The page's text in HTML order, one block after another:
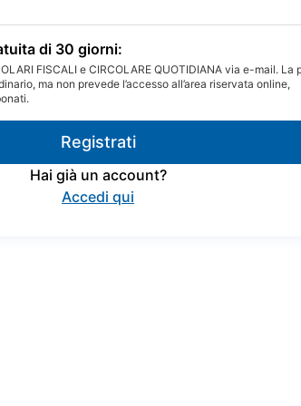
di 30 giorni:
FISCALI e CIRCOLARE QUOTIDIANA via e-mail. La
ma non prevede l’accesso all’area riservata online,
Registrati
Hai già un account?
Accedi qui